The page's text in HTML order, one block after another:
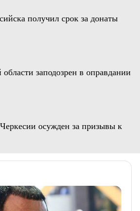
получил срок за донаты
заподозрен в оправдании
осужден за призывы к